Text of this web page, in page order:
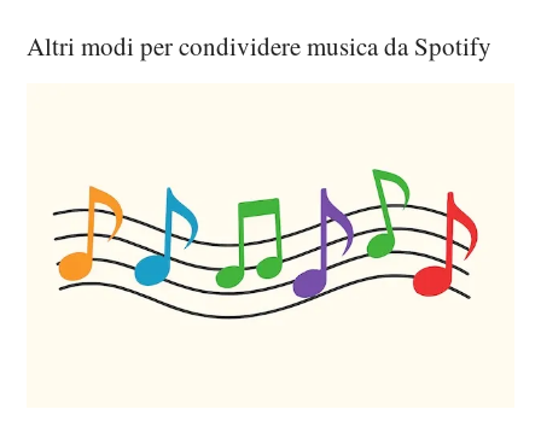
Altri modi per condividere musica da Spotify